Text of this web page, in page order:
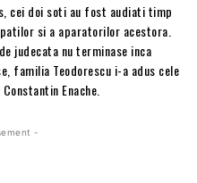
cei doi soti au fost audiati timp
si a aparatorilor acestora.
judecata nu terminase inca
familia Teodorescu i-a adus cele
Enache.
-